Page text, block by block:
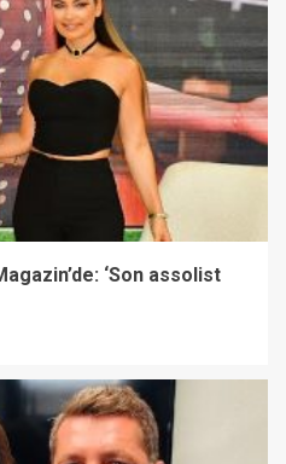
‘Son assolist